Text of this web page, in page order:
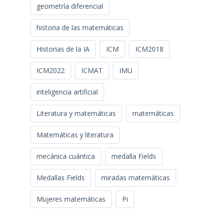
geometría diferencial
historia de las matemáticas
Historias de la IA ICM ICM2018
ICM2022 ICMAT IMU
inteligencia artificial
Literatura y matemáticas matemáticas
Matemáticas y literatura
mecánica cuántica medalla Fields
Medallas Fields miradas matemáticas
Mujeres matemáticas Pi